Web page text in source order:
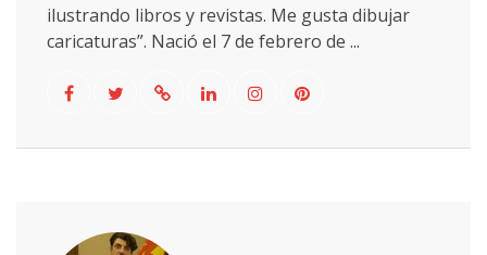
ilustrando libros y revistas. Me gusta dibujar
caricaturas”. Nació el 7 de febrero de ...